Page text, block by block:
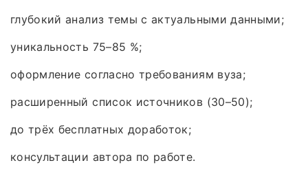
глубокий анализ темы с актуальными данными;
уникальность 75–85 %;
оформление согласно требованиям вуза;
расширенный список источников (30–50);
до трёх бесплатных доработок;
консультации автора по работе.